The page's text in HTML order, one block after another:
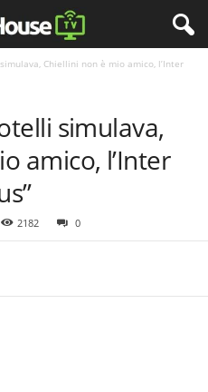
Chiellini non è mio amico, l’Inter
simulava,
amico, l’Inter
2182 0